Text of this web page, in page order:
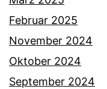
Februar 2025
November 2024
Oktober 2024
September 2024